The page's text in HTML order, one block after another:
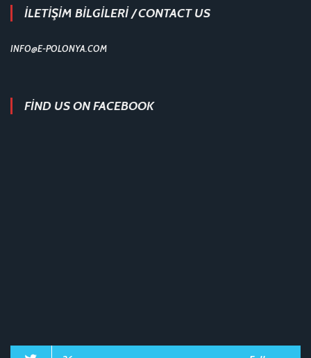
İLETİŞİM BİLGİLERİ / CONTACT US
INFO@E-POLONYA.COM
FIND US ON FACEBOOK